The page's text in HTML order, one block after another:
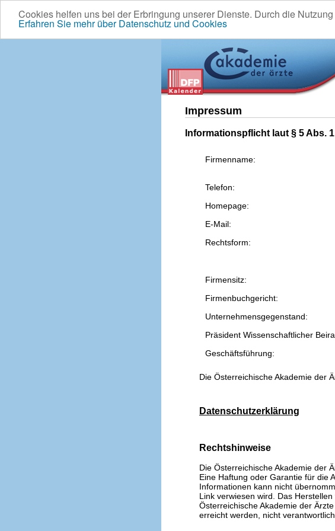
Cookies helfen uns bei der Erbringung unserer Dienste. Durch die
Erfahren Sie mehr über Datenschutz und Cookies
Impressum
Informationspflicht laut § 5 Abs.
Firmenname:
Telefon:
Homepage:
E-Mail:
Rechtsform:
Firmensitz:
Firmenbuchgericht:
Unternehmensgegenstand:
Präsident Wissenschaftlicher
Geschäftsführung:
Die Österreichische Akademie der
Datenschutzerklärung
Rechtshinweise
Die Österreichische Akademie der
Eine Haftung oder Garantie für die
Informationen kann nicht
Link verwiesen wird. Das
Österreichische Akademie der
erreicht werden, nicht